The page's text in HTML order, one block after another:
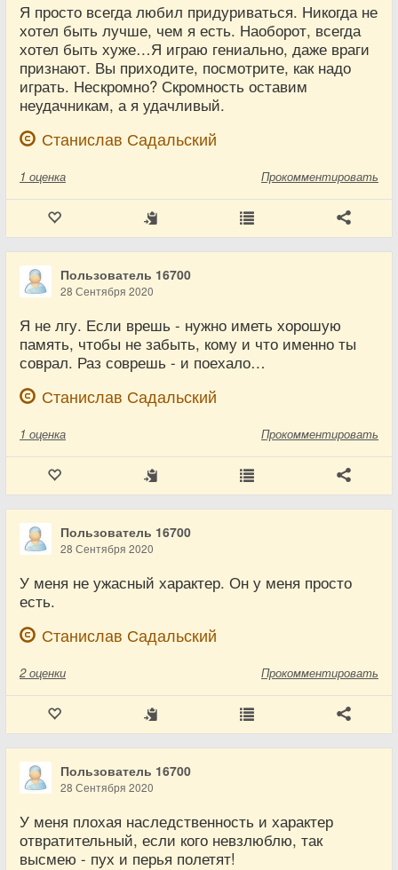
Я просто всегда любил придуриваться. Никогда не
хотел быть лучше, чем я есть. Наоборот, всегда
хотел быть хуже…Я играю гениально, даже враги
признают. Вы приходите, посмотрите, как надо
играть. Нескромно? Скромность оставим
неудачникам, а я удачливый.
Станислав Садальский
1 оценка Прокомментировать
Пользователь 16700
28 Сентября 2020
Я не лгу. Если врешь - нужно иметь хорошую
память, чтобы не забыть, кому и что именно ты
соврал. Раз соврешь - и поехало…
Станислав Садальский
1 оценка Прокомментировать
Пользователь 16700
28 Сентября 2020
У меня не ужасный характер. Он у меня просто
есть.
Станислав Садальский
2 оценки Прокомментировать
Пользователь 16700
28 Сентября 2020
У меня плохая наследственность и характер
отвратительный, если кого невзлюблю, так
высмею - пух и перья полетят!